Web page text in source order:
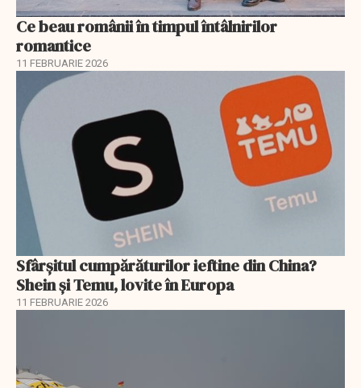
Ce beau românii în timpul întâlnirilor
romantice
11 FEBRUARIE 2026
Sfârșitul cumpărăturilor ieftine din China?
Shein și Temu, lovite în Europa
11 FEBRUARIE 2026